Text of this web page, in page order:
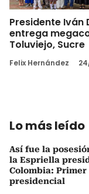
Presidente Iván
entrega
Toluviejo, Sucre
Felix Hernández
Lo más leído
Así fue la
la Espriella
Colombia:
presidencial